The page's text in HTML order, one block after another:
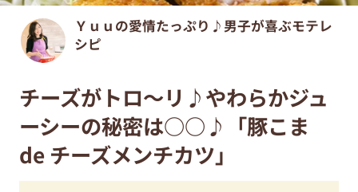
Ｙｕｕの愛情たっぷり♪男子が喜ぶモテレ
シピ
チーズがトロ〜リ♪やわらかジュ
ーシーの秘密は○○♪「豚こま
de チーズメンチカツ」